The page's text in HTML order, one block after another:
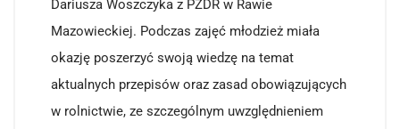
Dariusza Woszczyka z PZDR w Rawie
Mazowieckiej. Podczas zajęć młodzież miała
okazję poszerzyć swoją wiedzę na temat
aktualnych przepisów oraz zasad obowiązujących
w rolnictwie, ze szczególnym uwzględnieniem